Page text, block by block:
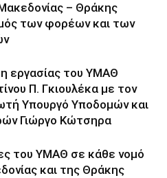
– Θράκης
των φορέων και των
εργασίας του ΥΜΑΘ
Π. Γκιουλέκα με τον
Υπουργό Υποδομών και
Γιώργο Κώτσηρα
του ΥΜΑΘ σε κάθε νομό
και της Θράκης